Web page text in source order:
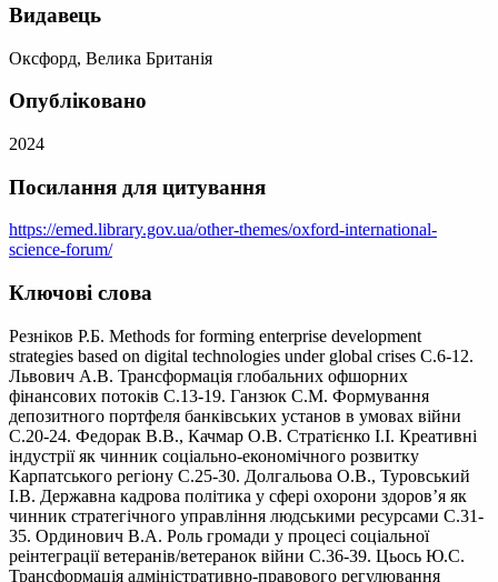
Видавець
Оксфорд, Велика Британія
Опубліковано
2024
Посилання для цитування
https://emed.library.gov.ua/other-themes/oxford-international-
science-forum/
Ключові слова
Резніков Р.Б. Methods for forming enterprise development
strategies based on digital technologies under global crises С.6-12.
Львович А.В. Трансформація глобальних офшорних
фінансових потоків С.13-19. Ганзюк С.М. Формування
депозитного портфеля банківських установ в умовах війни
С.20-24. Федорак В.В., Качмар О.В. Стратієнко І.І. Креативні
індустрії як чинник соціально-економічного розвитку
Карпатського регіону С.25-30. Долгальова О.В., Туровський
І.В. Державна кадрова політика у сфері охорони здоров’я як
чинник стратегічного управління людськими ресурсами С.31-
35. Ординович В.А. Роль громади у процесі соціальної
реінтеграції ветеранів/ветеранок війни С.36-39. Цьось Ю.С.
Трансформація адміністративно-правового регулювання